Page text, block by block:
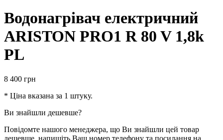
Водонагрівач електричний
ARISTON PRO1 R 80 V 1,8k
PL
8 400 грн
* Ціна вказана за 1 штуку.
Ви знайшли дешевше?
Повідомте нашого менеджера, що Ви знайшли цей товар
дешевше, напишіть Ваш номер телефону та посилання на